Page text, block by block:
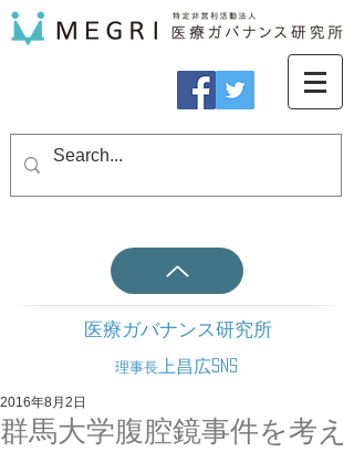
医療ガバナンス研究所
理事長 上昌広SNS
群馬大学腹腔鏡事件を考え
2016年8月2日